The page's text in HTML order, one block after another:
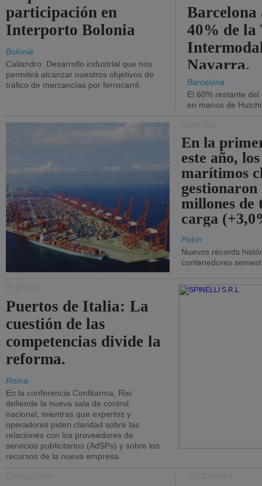
participación en
Interporto Bolonia
Bolonia
Caliandro: Desarrollo industrial que nos
permitirá alcanzar nuestros objetivos de
tráfico de mercancías por ferrocarril.
40% de la
Navarra.
Barcelona
El 60% restante
en manos de
En la
este año,
marítimos
gestionaron
millones de
carga
Pekín
Nuevos récords
contenedores
Puertos de Italia: La
cuestión de las
competencias divide la
reforma.
Roma
En la conferencia Confitarma, Rixi
defiende la nueva sala de control
nacional, mientras que expertos y
operadores piden claridad sobre las
relaciones con los proveedores de
servicios publicitarios (AdSPs) y sobre los
recursos de la nueva empresa.